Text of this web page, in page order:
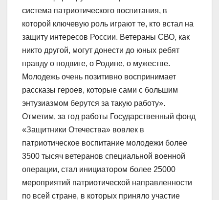
система патриотического воспитания, в
которой ключевую роль играют те, кто встал на
защиту интересов России. Ветераны СВО, как
никто другой, могут донести до юных ребят
правду о подвиге, о Родине, о мужестве.
Молодежь очень позитивно воспринимает
рассказы героев, которые сами с большим
энтузиазмом берутся за такую работу».
Отметим, за год работы Государственный фонд
«Защитники Отечества» вовлек в
патриотическое воспитание молодежи более
3500 тысяч ветеранов специальной военной
операции, стал инициатором более 25000
мероприятий патриотической направленности
по всей стране, в которых приняло участие